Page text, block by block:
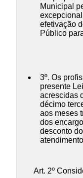
Municipal
efetivação
Público
3º. Os
presente
acrescidas
décimo
aos meses
dos
desconto
Art. 2º